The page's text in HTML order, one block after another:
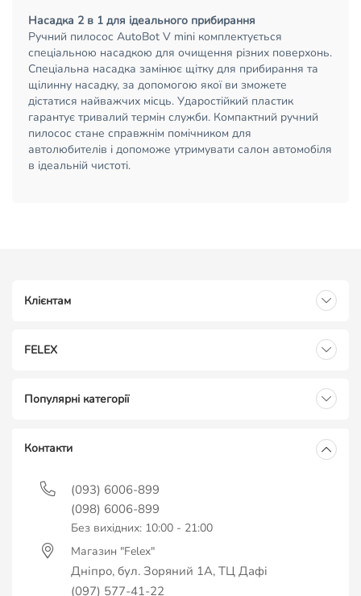
Насадка 2 в 1 для ідеального прибирання
Ручний пилосос AutoBot V mini комплектується
спеціальною насадкою для очищення різних поверхонь.
Спеціальна насадка замінює щітку для прибирання та
щілинну насадку, за допомогою якої ви зможете
дістатися найважчих місць. Ударостійкий пластик
гарантує тривалий термін служби. Компактний ручний
пилосос стане справжнім помічником для
автолюбителів і допоможе утримувати салон автомобіля
в ідеальній чистоті.
Клієнтам
FELEX
Популярні категорії
Контакти
(093) 6006-899
(098) 6006-899
Без вихідних: 10:00 - 21:00
Магазин "Felex"
Дніпро, бул. Зоряний 1А, ТЦ Дафі
(097) 577-41-22